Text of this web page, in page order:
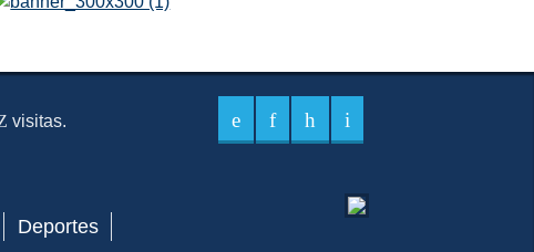
visitas.
Deportes